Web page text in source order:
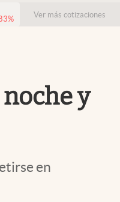
Colombia
% Ver más cotizaciones
y
en